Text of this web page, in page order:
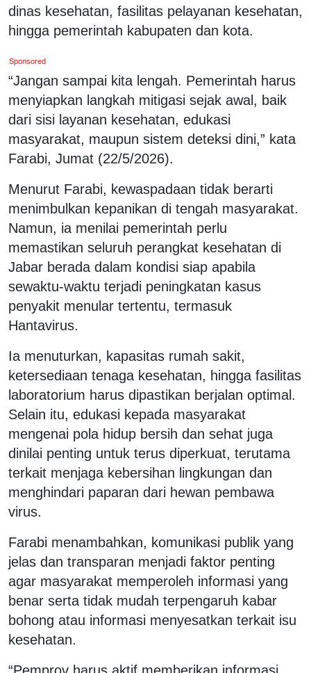
dinas kesehatan, fasilitas pelayanan kesehatan,
hingga pemerintah kabupaten dan kota.
Sponsored
“Jangan sampai kita lengah. Pemerintah harus
menyiapkan langkah mitigasi sejak awal, baik
dari sisi layanan kesehatan, edukasi
masyarakat, maupun sistem deteksi dini,” kata
Farabi, Jumat (22/5/2026).
Menurut Farabi, kewaspadaan tidak berarti
menimbulkan kepanikan di tengah masyarakat.
Namun, ia menilai pemerintah perlu
memastikan seluruh perangkat kesehatan di
Jabar berada dalam kondisi siap apabila
sewaktu-waktu terjadi peningkatan kasus
penyakit menular tertentu, termasuk
Hantavirus.
Ia menuturkan, kapasitas rumah sakit,
ketersediaan tenaga kesehatan, hingga fasilitas
laboratorium harus dipastikan berjalan optimal.
Selain itu, edukasi kepada masyarakat
mengenai pola hidup bersih dan sehat juga
dinilai penting untuk terus diperkuat, terutama
terkait menjaga kebersihan lingkungan dan
menghindari paparan dari hewan pembawa
virus.
Farabi menambahkan, komunikasi publik yang
jelas dan transparan menjadi faktor penting
agar masyarakat memperoleh informasi yang
benar serta tidak mudah terpengaruh kabar
bohong atau informasi menyesatkan terkait isu
kesehatan.